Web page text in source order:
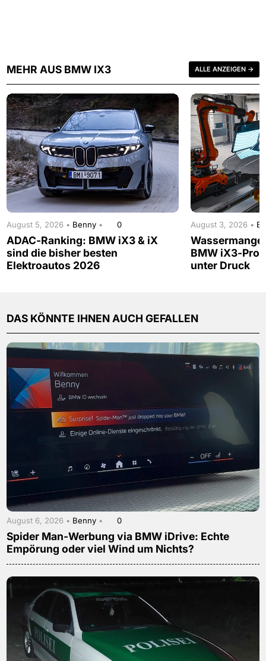
MEHR AUS BMW IX3 ALLE ANZEIGEN →
August 5, 2026 • Benny • 0
ADAC-Ranking: BMW iX3 & iX
sind die bisher besten
Elektroautos 2026
August 3, 2026 •
BMW iX3-
unter Druck
DAS KÖNNTE IHNEN AUCH GEFALLEN
August 6, 2026 • Benny • 0
Spider Man-Werbung via BMW iDrive: Echte
Empörung oder viel Wind um Nichts?